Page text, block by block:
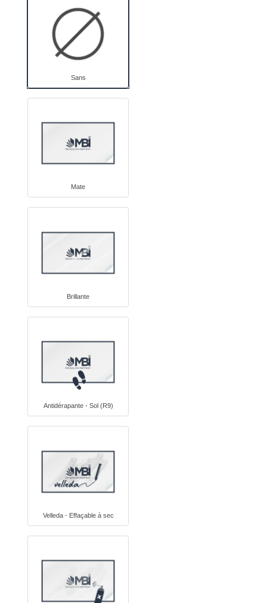
Sans
Mate
Brillante
Antidérapante - Sol (R9)
Velleda - Effaçable à sec